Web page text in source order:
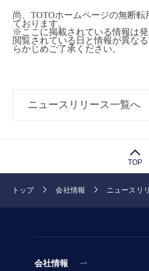
尚、TOTOホームページの無断
ております。
※ここに掲載されている情報は発
閲覧されている日と情報が異な
らかじめご了承ください。
ニュースリリース一覧へ
TOP
トップ 会社情報 ニュースリ
会社情報